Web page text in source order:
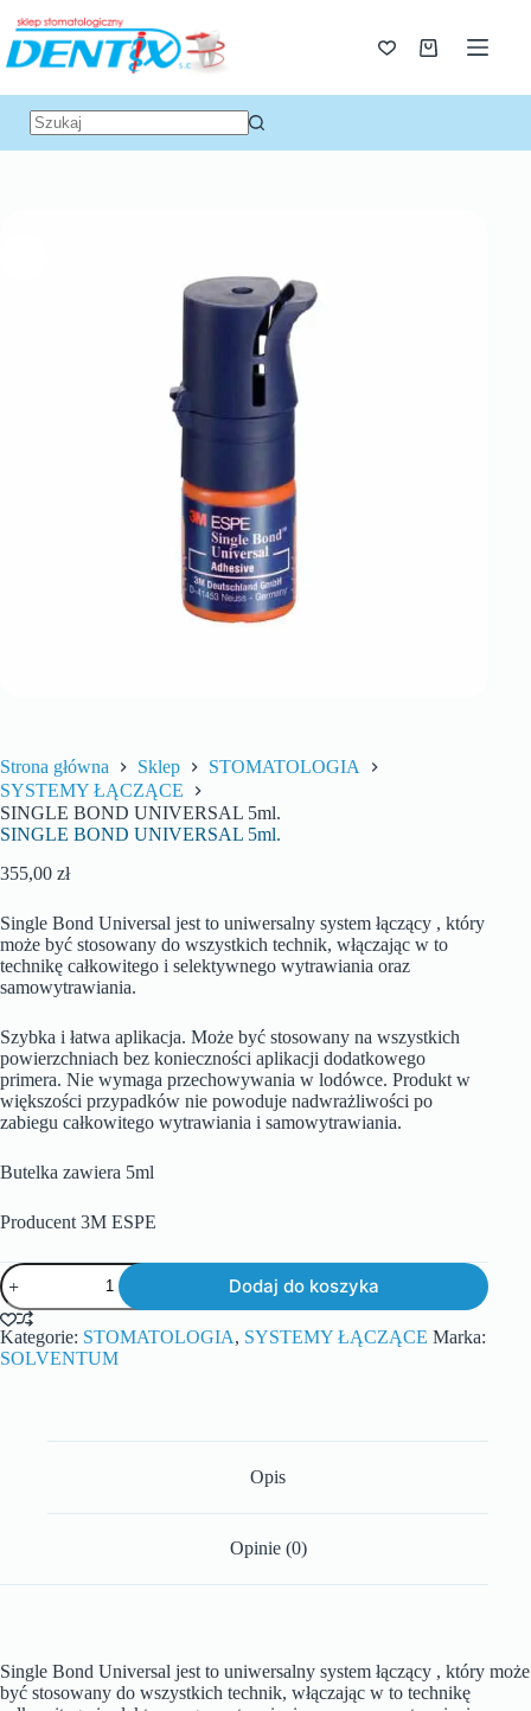
Strona główna Sklep
STOMATOLOGIA
SYSTEMY ŁĄCZĄCE
SINGLE BOND UNIVERSAL 5ml.
SINGLE BOND UNIVERSAL 5ml.
355,00 zł
Single Bond Universal jest to uniwersalny system łączący , który
może być stosowany do wszystkich technik, włączając w to
technikę całkowitego i selektywnego wytrawiania oraz
samowytrawiania.
Szybka i łatwa aplikacja. Może być stosowany na wszystkich
powierzchniach bez konieczności aplikacji dodatkowego
primera. Nie wymaga przechowywania w lodówce. Produkt w
większości przypadków nie powoduje nadwrażliwości po
zabiegu całkowitego wytrawiania i samowytrawiania.
Butelka zawiera 5ml
Producent 3M ESPE
Dodaj do koszyka
Kategorie: STOMATOLOGIA, SYSTEMY ŁĄCZĄCE Marka:
SOLVENTUM
Opis
Opinie (0)
Single Bond Universal jest to uniwersalny system łączący , który może
być stosowany do wszystkich technik, włączając w to technikę